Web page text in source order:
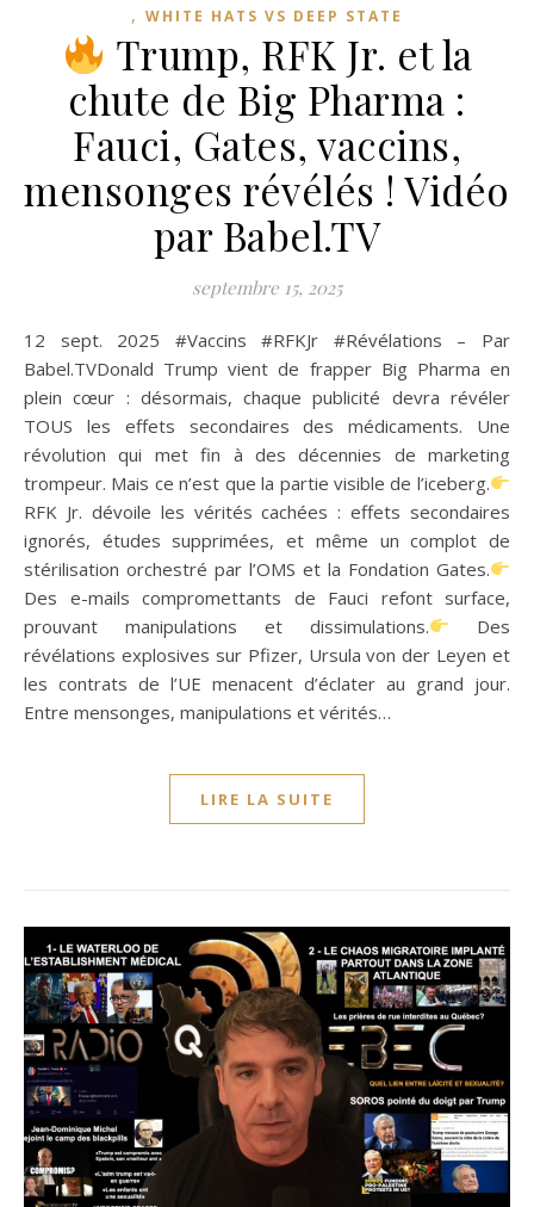
, WHITE HATS VS DEEP STATE
Trump, RFK Jr. et la
chute de Big Pharma :
Fauci, Gates, vaccins,
mensonges révélés ! Vidéo
par Babel.TV
septembre 15, 2025
12 sept. 2025 #Vaccins #RFKJr #Révélations – Par
Babel.TVDonald Trump vient de frapper Big Pharma en
plein cœur : désormais, chaque publicité devra révéler
TOUS les effets secondaires des médicaments. Une
révolution qui met fin à des décennies de marketing
trompeur. Mais ce n’est que la partie visible de l’iceberg.
RFK Jr. dévoile les vérités cachées : effets secondaires
ignorés, études supprimées, et même un complot de
stérilisation orchestré par l’OMS et la Fondation Gates.
Des e-mails compromettants de Fauci refont surface,
prouvant manipulations et dissimulations.
Des
révélations explosives sur Pfizer, Ursula von der Leyen et
les contrats de l’UE menacent d’éclater au grand jour.
Entre mensonges, manipulations et vérités…
LIRE LA SUITE